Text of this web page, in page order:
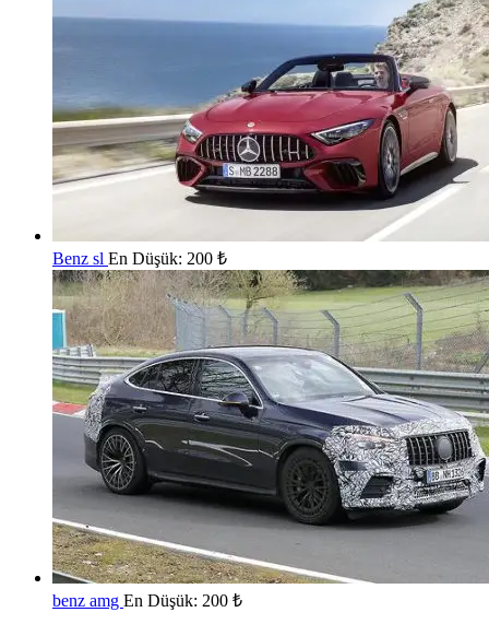
Benz sl En Düşük: 200 ₺
benz amg En Düşük: 200 ₺